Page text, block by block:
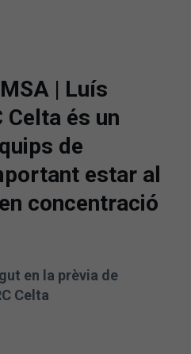
| Luís
Celta és un
de
estar al
concentració
en la prèvia de
Celta